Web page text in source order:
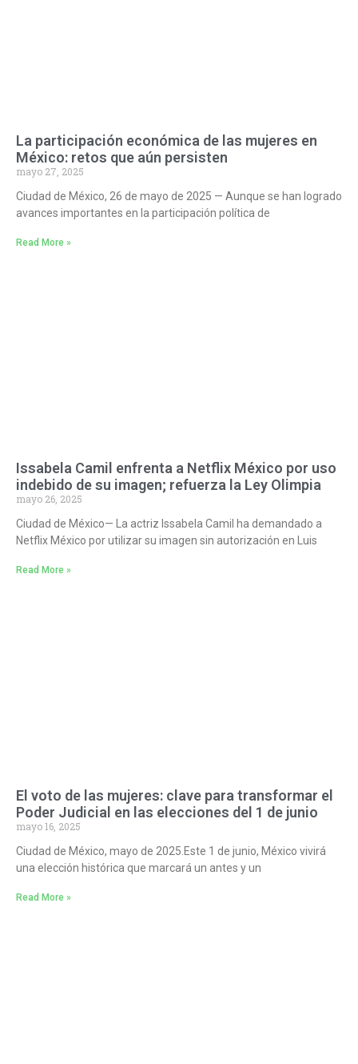
La participación económica de las mujeres en
México: retos que aún persisten
mayo 27, 2025
Ciudad de México, 26 de mayo de 2025 — Aunque se han logrado
avances importantes en la participación política de
Read More »
Issabela Camil enfrenta a Netflix México por uso
indebido de su imagen; refuerza la Ley Olimpia
mayo 26, 2025
Ciudad de México— La actriz Issabela Camil ha demandado a
Netflix México por utilizar su imagen sin autorización en Luis
Read More »
El voto de las mujeres: clave para transformar el
Poder Judicial en las elecciones del 1 de junio
mayo 16, 2025
Ciudad de México, mayo de 2025.Este 1 de junio, México vivirá
una elección histórica que marcará un antes y un
Read More »